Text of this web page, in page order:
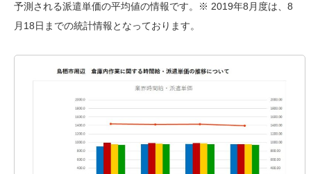
予測される派遣単価の平均値の情報です。※ 2019年8月度は、8
月18日までの統計情報となっております。